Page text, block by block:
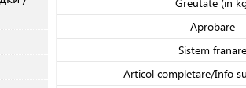
Aprobare
Sistem franare
Articol completare/Info